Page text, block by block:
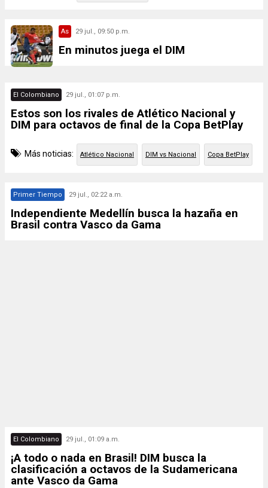
As 29 jul., 09:50 p.m.
En minutos juega el DIM
El Colombiano 29 jul., 01:07 p.m.
Estos son los rivales de Atlético Nacional y
DIM para octavos de final de la Copa BetPlay
Más noticias: Atlético Nacional DIM vs Nacional Copa BetPlay
Primer Tiempo 29 jul., 02:22 a.m.
Independiente Medellín busca la hazaña en
Brasil contra Vasco da Gama
El Colombiano 29 jul., 01:09 a.m.
¡A todo o nada en Brasil! DIM busca la
clasificación a octavos de la Sudamericana
ante Vasco da Gama